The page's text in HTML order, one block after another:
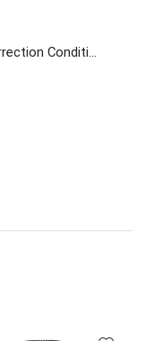
TIGI Bed Head Resurrection Conditioner 750ml